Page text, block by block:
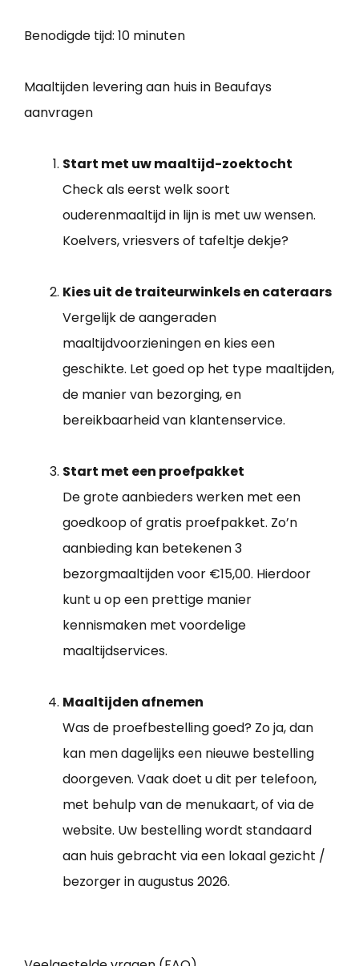
Benodigde tijd: 10 minuten
Maaltijden levering aan huis in Beaufays
aanvragen
Start met uw maaltijd-zoektocht
Check als eerst welk soort
ouderenmaaltijd in lijn is met uw wensen.
Koelvers, vriesvers of tafeltje dekje?
Kies uit de traiteurwinkels en cateraars
Vergelijk de aangeraden
maaltijdvoorzieningen en kies een
geschikte. Let goed op het type maaltijden,
de manier van bezorging, en
bereikbaarheid van klantenservice.
Start met een proefpakket
De grote aanbieders werken met een
goedkoop of gratis proefpakket. Zo’n
aanbieding kan betekenen 3
bezorgmaaltijden voor €15,00. Hierdoor
kunt u op een prettige manier
kennismaken met voordelige
maaltijdservices.
Maaltijden afnemen
Was de proefbestelling goed? Zo ja, dan
kan men dagelijks een nieuwe bestelling
doorgeven. Vaak doet u dit per telefoon,
met behulp van de menukaart, of via de
website. Uw bestelling wordt standaard
aan huis gebracht via een lokaal gezicht /
bezorger in augustus 2026.